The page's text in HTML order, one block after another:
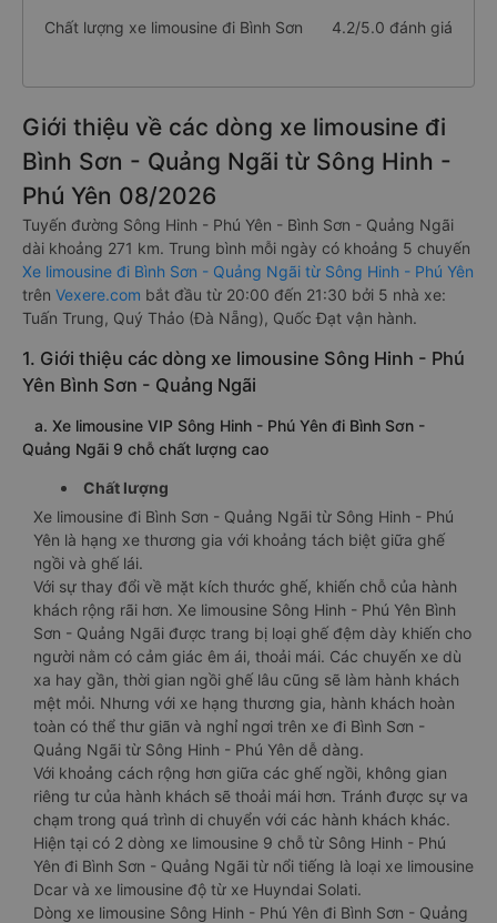
Chất lượng xe limousine đi Bình Sơn 4.2/5.0 đánh giá
Giới thiệu về các dòng xe limousine đi
Bình Sơn - Quảng Ngãi từ Sông Hinh -
Phú Yên 08/2026
Tuyến đường Sông Hinh - Phú Yên - Bình Sơn - Quảng Ngãi
dài khoảng 271 km. Trung bình mỗi ngày có khoảng 5 chuyến
Xe limousine đi Bình Sơn - Quảng Ngãi từ Sông Hinh - Phú Yên
trên Vexere.com bắt đầu từ 20:00 đến 21:30 bởi 5 nhà xe:
Tuấn Trung, Quý Thảo (Đà Nẵng), Quốc Đạt vận hành.
1. Giới thiệu các dòng xe limousine Sông Hinh - Phú
Yên Bình Sơn - Quảng Ngãi
a. Xe limousine VIP Sông Hinh - Phú Yên đi Bình Sơn -
Quảng Ngãi 9 chỗ chất lượng cao
Chất lượng
Xe limousine đi Bình Sơn - Quảng Ngãi từ Sông Hinh - Phú
Yên là hạng xe thương gia với khoảng tách biệt giữa ghế
ngồi và ghế lái.
Với sự thay đổi về mặt kích thước ghế, khiến chỗ của hành
khách rộng rãi hơn. Xe limousine Sông Hinh - Phú Yên Bình
Sơn - Quảng Ngãi được trang bị loại ghế đệm dày khiến cho
người nằm có cảm giác êm ái, thoải mái. Các chuyến xe dù
xa hay gần, thời gian ngồi ghế lâu cũng sẽ làm hành khách
mệt mỏi. Nhưng với xe hạng thương gia, hành khách hoàn
toàn có thể thư giãn và nghỉ ngơi trên xe đi Bình Sơn -
Quảng Ngãi từ Sông Hinh - Phú Yên dễ dàng.
Với khoảng cách rộng hơn giữa các ghế ngồi, không gian
riêng tư của hành khách sẽ thoải mái hơn. Tránh được sự va
chạm trong quá trình di chuyển với các hành khách khác.
Hiện tại có 2 dòng xe limousine 9 chỗ từ Sông Hinh - Phú
Yên đi Bình Sơn - Quảng Ngãi từ nổi tiếng là loại xe limousine
Dcar và xe limousine độ từ xe Huyndai Solati.
Dòng xe limousine Sông Hinh - Phú Yên đi Bình Sơn - Quảng